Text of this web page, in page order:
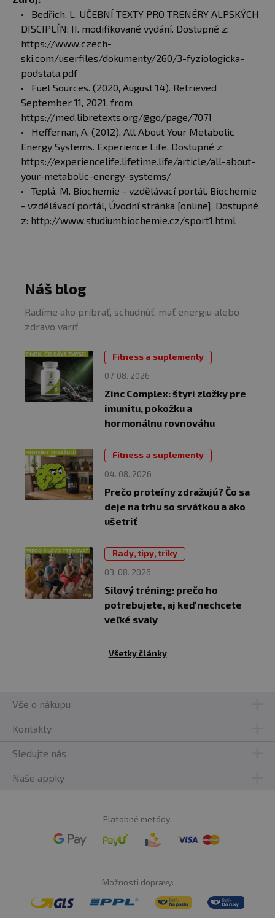
Bedřich, L. UČEBNÍ TEXTY PRO TRENÉRY ALPSKÝCH
DISCIPLÍN: II. modifikované vydání. Dostupné z:
https://www.czech-
ski.com/userfiles/dokumenty/260/3-fyziologicka-
podstata.pdf
Fuel Sources. (2020, August 14). Retrieved
September 11, 2021, from
https://med.libretexts.org/@go/page/7071
Heffernan, A. (2012). All About Your Metabolic
Energy Systems. Experience Life. Dostupné z:
https://experiencelife.lifetime.life/article/all-about-
your-metabolic-energy-systems/
Teplá, M. Biochemie - vzdělávací portál. Biochemie
- vzdělávací portál, Úvodní stránka [online]. Dostupné
z: http://www.studiumbiochemie.cz/sport1.html
Náš blog
Radíme ako pribrať, schudnúť, mať energiu alebo
zdravo variť
07. 08. 2026
Fitness a suplementy
Zinc Complex: štyri zložky pre
imunitu, pokožku a
hormonálnu rovnováhu
04. 08. 2026
Fitness a suplementy
Prečo proteíny zdražujú? Čo sa
deje na trhu so srvátkou a ako
ušetriť
03. 08. 2026
Rady, tipy, triky
Silový tréning: prečo ho
potrebujete, aj keď nechcete
veľké svaly
Všetky články
Vše o nákupu
Kontakty
Sledujte nás
Naše appky
Platobné metódy:
Možnosti dopravy: